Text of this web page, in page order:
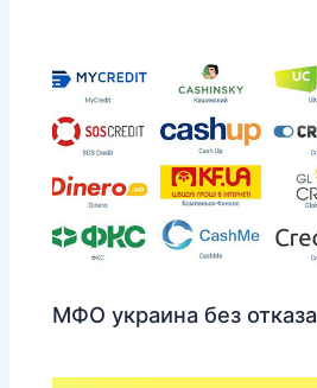
МФО украина без отказа